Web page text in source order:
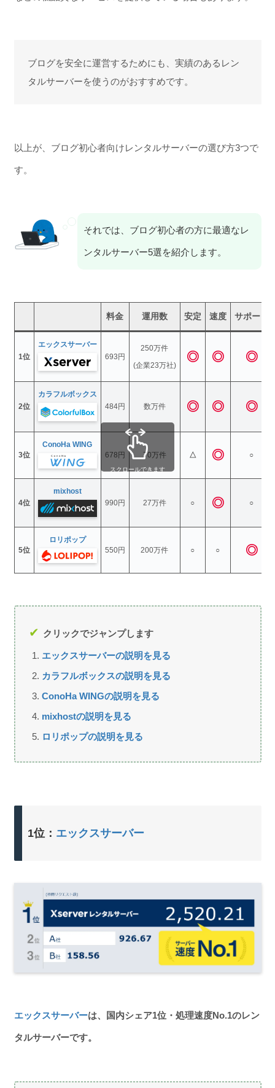
ブログを安全に運営するためにも、実績のあるレン
タルサーバーを使うのがおすすめです。
以上が、ブログ初心者向けレンタルサーバーの選び方3つで
す。
それでは、ブログ初心者の方に最適なレ
ンタルサーバー5選を紹介します。
料金 運用数 安定 速度 サポート
1位
エックスサーバー
693円
250万件
(企業23万社)
◎ ◎ ◎
2位
カラフルボックス
484円
数万件 ◎ ◎ ◎
3位
ConoHa WING
678円
70万件 △ ◎ ○
4位
mixhost
990円
27万件 ○ ◎ ○
5位
ロリポップ
550円
200万件 ○ ○ ◎
スクロールできます
クリックでジャンプします
エックスサーバーの説明を見る
カラフルボックスの説明を見る
ConoHa WINGの説明を見る
mixhostの説明を見る
ロリポップの説明を見る
1位： エックスサーバー
エックスサーバーは、国内シェア1位・処理速度No.1のレン
タルサーバーです。